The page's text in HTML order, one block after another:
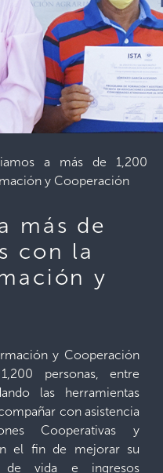
a más de 1,200
y Cooperación
más de
con la
y
y Cooperación
personas, entre
las herramientas
con asistencia
Cooperativas y
el fin de mejorar su
de vida e ingresos